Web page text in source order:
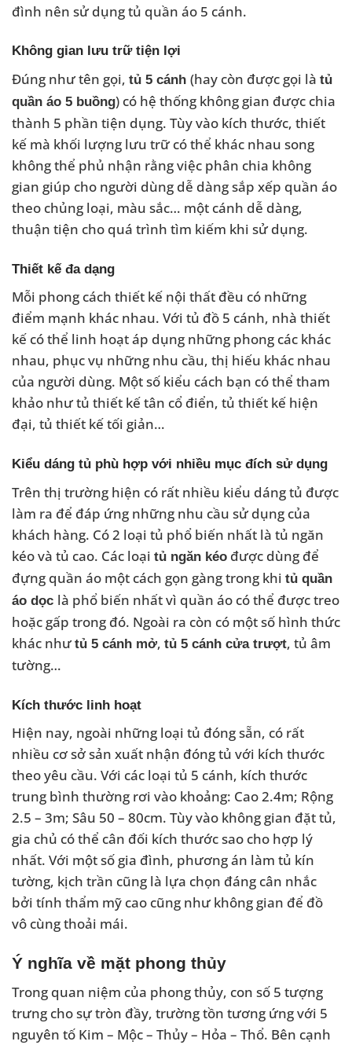
đình nên sử dụng tủ quần áo 5 cánh.
Không gian lưu trữ tiện lợi
Đúng như tên gọi, tủ 5 cánh (hay còn được gọi là tủ
quần áo 5 buồng) có hệ thống không gian được chia
thành 5 phần tiện dụng. Tùy vào kích thước, thiết
kế mà khối lượng lưu trữ có thể khác nhau song
không thể phủ nhận rằng việc phân chia không
gian giúp cho người dùng dễ dàng sắp xếp quần áo
theo chủng loại, màu sắc… một cánh dễ dàng,
thuận tiện cho quá trình tìm kiếm khi sử dụng.
Thiết kế đa dạng
Mỗi phong cách thiết kế nội thất đều có những
điểm mạnh khác nhau. Với tủ đồ 5 cánh, nhà thiết
kế có thể linh hoạt áp dụng những phong các khác
nhau, phục vụ những nhu cầu, thị hiếu khác nhau
của người dùng. Một số kiểu cách bạn có thể tham
khảo như tủ thiết kế tân cổ điển, tủ thiết kế hiện
đại, tủ thiết kế tối giản…
Kiểu dáng tủ phù hợp với nhiều mục đích sử dụng
Trên thị trường hiện có rất nhiều kiểu dáng tủ được
làm ra để đáp ứng những nhu cầu sử dụng của
khách hàng. Có 2 loại tủ phổ biến nhất là tủ ngăn
kéo và tủ cao. Các loại tủ ngăn kéo được dùng để
đựng quần áo một cách gọn gàng trong khi tủ quần
áo dọc là phổ biến nhất vì quần áo có thể được treo
hoặc gấp trong đó. Ngoài ra còn có một số hình thức
khác nhưtủ 5 cánh mở, tủ 5 cánh cửa trượt, tủ âm
tường…
Kích thước linh hoạt
Hiện nay, ngoài những loại tủ đóng sẵn, có rất
nhiều cơ sở sản xuất nhận đóng tủ với kích thước
theo yêu cầu. Với các loại tủ 5 cánh, kích thước
trung bình thường rơi vào khoảng: Cao 2.4m; Rộng
2.5 – 3m; Sâu 50 – 80cm. Tùy vào không gian đặt tủ,
gia chủ có thể cân đối kích thước sao cho hợp lý
nhất. Với một số gia đình, phương án làm tủ kín
tường, kịch trần cũng là lựa chọn đáng cân nhắc
bởi tính thẩm mỹ cao cũng như không gian để đồ
vô cùng thoải mái.
Ý nghĩa về mặt phong thủy
Trong quan niệm của phong thủy, con số 5 tượng
trưng cho sự tròn đầy, trường tồn tương ứng với 5
nguyên tố Kim – Mộc – Thủy – Hỏa – Thổ. Bên cạnh